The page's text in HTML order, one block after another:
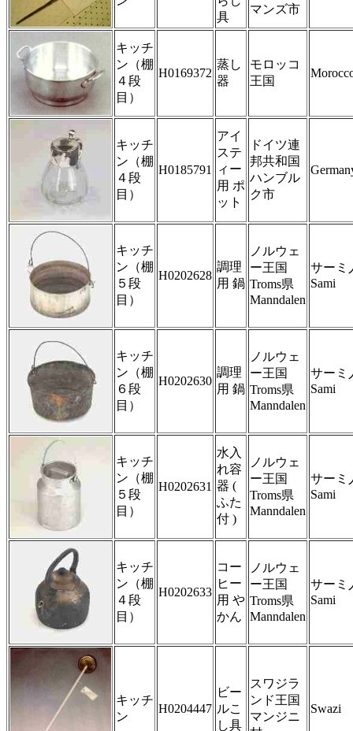
具
マンズ市
キッチ
ン（棚
４段
目）
H0169372
蒸し
器
モロッコ
王国
キッチ
ン（棚
４段
目）
H0185791
アイ
ステ
ィー
用 ポ
ット
ドイツ連
邦共和国
ハンブル
ク市
キッチ
ン（棚
５段
目）
H0202628
調理
用 鍋
ノルウェ
ー王国
Troms県
Manndalen
サーミ
Sami
キッチ
ン（棚
６段
目）
H0202630
調理
用 鍋
ノルウェ
ー王国
Troms県
Manndalen
サーミ
Sami
キッチ
ン（棚
５段
目）
H0202631
水入
れ容
器 (
ふた
付 )
ノルウェ
ー王国
Troms県
Manndalen
サーミ
Sami
キッチ
ン（棚
４段
目）
H0202633
コー
ヒー
用 や
かん
ノルウェ
ー王国
Troms県
Manndalen
サーミ
Sami
キッチ
ン
H0204447
ビー
ルこ
し具
スワジラ
ンド王国
マンジニ
Swazi